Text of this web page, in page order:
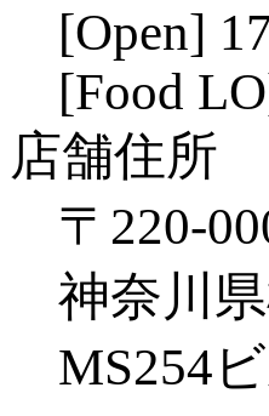
[Open]
[Food
店舗住所
〒220-
神奈川
MS254